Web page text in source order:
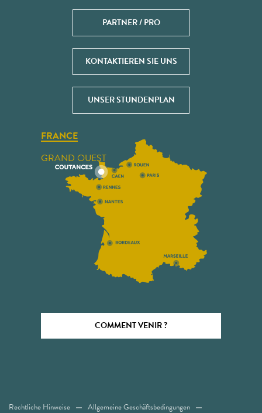
PARTNER / PRO
KONTAKTIEREN SIE UNS
UNSER STUNDENPLAN
FRANCE
GRAND OUEST
COMMENT VENIR ?
Rechtliche Hinweise Allgemeine Geschäftsbedingungen